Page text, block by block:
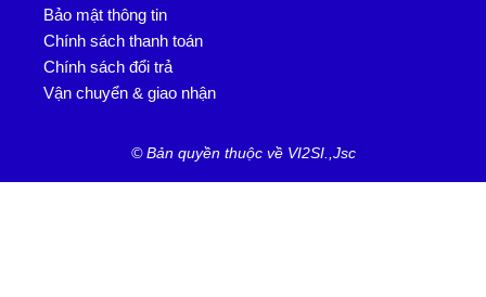
Bảo mật thông tin
Chính sách thanh toán
Chính sách đổi trả
Vận chuyển & giao nhận
© Bản quyền thuộc về VI2SI.,Jsc